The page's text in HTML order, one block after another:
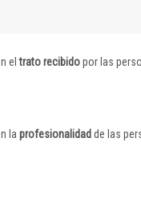
eltrato recibidopor las
la profesionalidad de las